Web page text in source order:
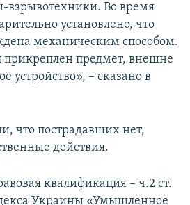
взрывотехники. Во время
установлено, что
механическим способом.
прикреплен предмет, внешне
устройство», – сказано в
что пострадавших нет,
действия.
квалификация – ч.2 ст.
Украины «Умышленное